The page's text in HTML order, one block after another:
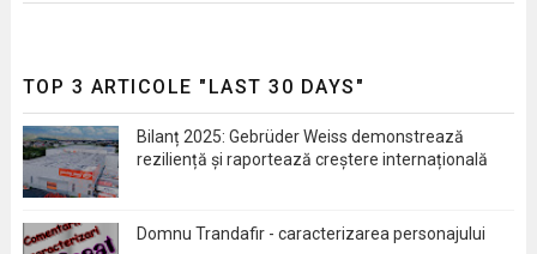
TOP 3 ARTICOLE "LAST 30 DAYS"
Bilanț 2025: Gebrüder Weiss demonstrează
reziliență și raportează creștere internațională
Domnu Trandafir - caracterizarea personajului